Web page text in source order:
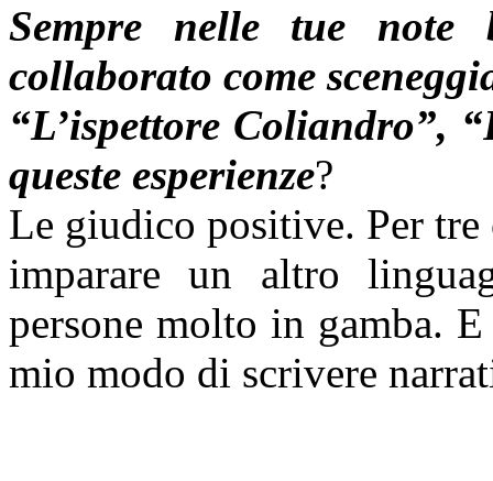
Sempre nelle tue note
collaborato come
“L’ispettore Coliandro”,
queste esperienze?
Le giudico positive. Per
imparare un altro
persone molto in gamba.
mio modo di scrivere